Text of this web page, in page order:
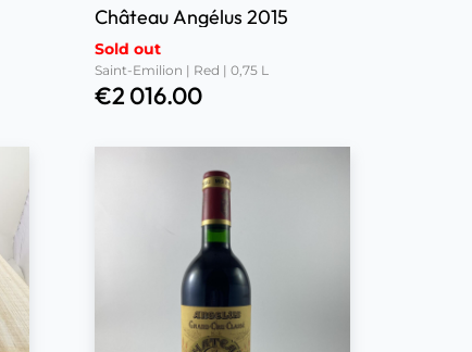
Château Angélus 2015
Sold out
Saint-Emilion | Red | 0,75 L
€2 016.00